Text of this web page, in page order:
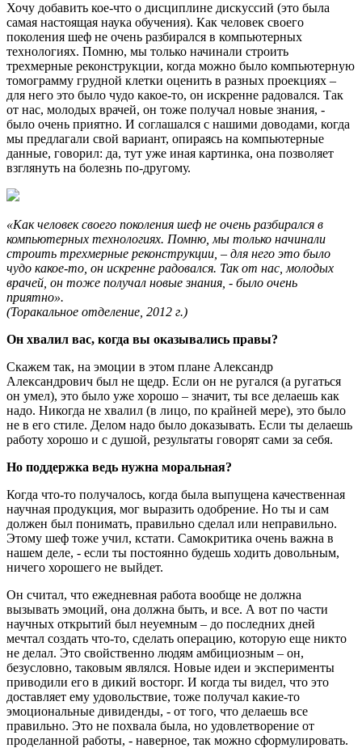
Хочу добавить кое-что о дисциплине дискуссий (это была
самая настоящая наука обучения). Как человек своего
поколения шеф не очень разбирался в компьютерных
технологиях. Помню, мы только начинали строить
трехмерные реконструкции, когда можно было компьютерную
томограмму грудной клетки оценить в разных проекциях –
для него это было чудо какое-то, он искренне радовался. Так
от нас, молодых врачей, он тоже получал новые знания, -
было очень приятно. И соглашался с нашими доводами, когда
мы предлагали свой вариант, опираясь на компьютерные
данные, говорил: да, тут уже иная картинка, она позволяет
взглянуть на болезнь по-другому.
«Как человек своего поколения шеф не очень разбирался в
компьютерных технологиях. Помню, мы только начинали
строить трехмерные реконструкции, – для него это было
чудо какое-то, он искренне радовался. Так от нас, молодых
врачей, он тоже получал новые знания, - было очень
приятно».
(Торакальное отделение, 2012 г.)
Он хвалил вас, когда вы оказывались правы?
Скажем так, на эмоции в этом плане Александр
Александрович был не щедр. Если он не ругался (а ругаться
он умел), это было уже хорошо – значит, ты все делаешь как
надо. Никогда не хвалил (в лицо, по крайней мере), это было
не в его стиле. Делом надо было доказывать. Если ты делаешь
работу хорошо и с душой, результаты говорят сами за себя.
Но поддержка ведь нужна моральная?
Когда что-то получалось, когда была выпущена качественная
научная продукция, мог выразить одобрение. Но ты и сам
должен был понимать, правильно сделал или неправильно.
Этому шеф тоже учил, кстати. Самокритика очень важна в
нашем деле, - если ты постоянно будешь ходить довольным,
ничего хорошего не выйдет.
Он считал, что ежедневная работа вообще не должна
вызывать эмоций, она должна быть, и все. А вот по части
научных открытий был неуемным – до последних дней
мечтал создать что-то, сделать операцию, которую еще никто
не делал. Это свойственно людям амбициозным – он,
безусловно, таковым являлся. Новые идеи и эксперименты
приводили его в дикий восторг. И когда ты видел, что это
доставляет ему удовольствие, тоже получал какие-то
эмоциональные дивиденды, - от того, что делаешь все
правильно. Это не похвала была, но удовлетворение от
проделанной работы, - наверное, так можно сформулировать.